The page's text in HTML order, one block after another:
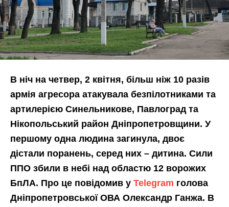
В ніч на четвер, 2 квітня, більш ніж 10 разів
армія агресора атакувала безпілотниками та
артилерією Синельникове, Павлоград та
Нікопольський район Дніпропетровщини. У
першому одна людина загинула, двоє
дістали поранень, серед них – дитина. Сили
ППО збили в небі над областю 12 ворожих
БпЛА. Про це повідомив у Telegram голова
Дніпропетровської ОВА Олександр Ганжа. В